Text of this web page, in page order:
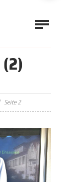
(2)
Seite 2